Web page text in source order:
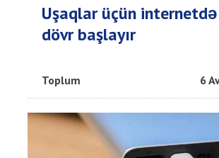
Uşaqlar üçün
dövr başlayır
Toplum 6